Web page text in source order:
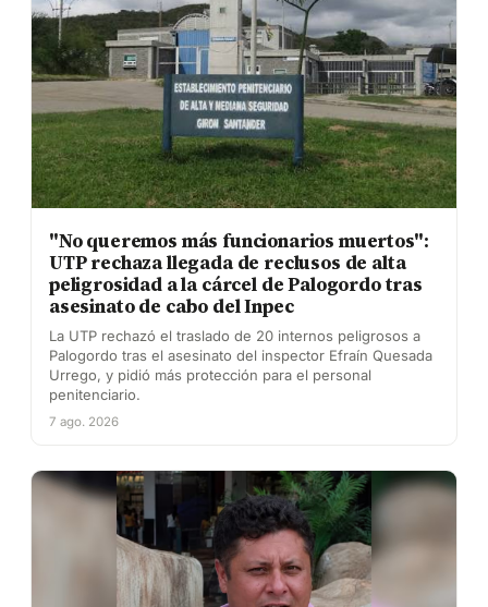
"No queremos más funcionarios muertos":
UTP rechaza llegada de reclusos de alta
peligrosidad a la cárcel de Palogordo tras
asesinato de cabo del Inpec
La UTP rechazó el traslado de 20 internos peligrosos a
Palogordo tras el asesinato del inspector Efraín Quesada
Urrego, y pidió más protección para el personal
penitenciario.
7 ago. 2026